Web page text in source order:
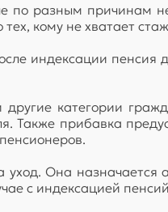
по разным причинам
кому не хватает
индексации
категории
Также прибавка
Она
с индексацией